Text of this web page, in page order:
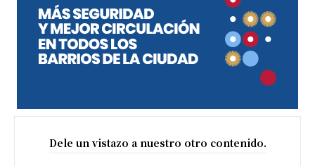
Dele un vistazo a nuestro otro contenido.